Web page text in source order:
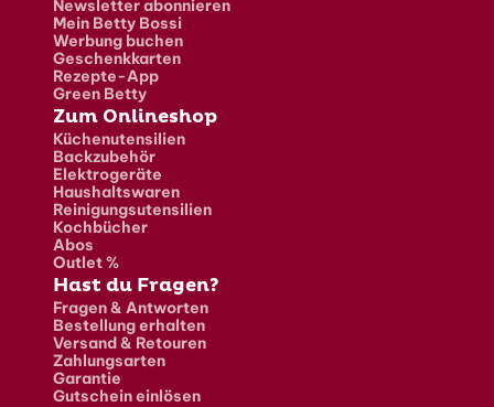
Newsletter abonnieren
Mein Betty Bossi
Werbung buchen
Geschenkkarten
Rezepte-App
Green Betty
Zum Onlineshop
Küchenutensilien
Backzubehör
Elektrogeräte
Haushaltswaren
Reinigungsutensilien
Kochbücher
Abos
Outlet %
Hast du Fragen?
Fragen & Antworten
Bestellung erhalten
Versand & Retouren
Zahlungsarten
Garantie
Gutschein einlösen